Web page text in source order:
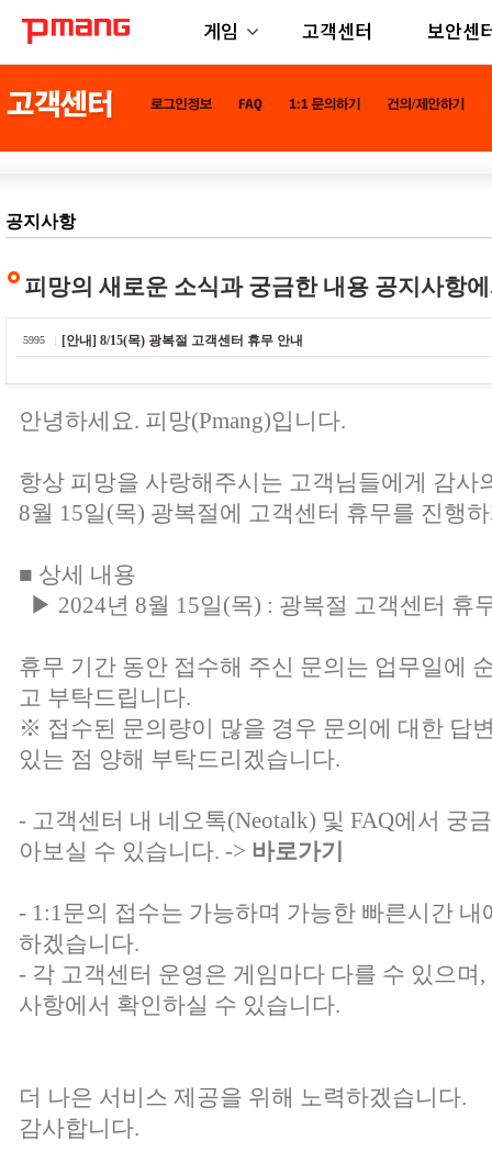
게임 고객센터 보안센
공지사항
피망의 새로운 소식과 궁금한 내용 공지사항
5995 [안내] 8/15(목) 광복절 고객센터 휴무 안내
안녕하세요. 피망(Pmang)입니다.
항상 피망을 사랑해주시는 고객님들에게 감사
8월 15일(목) 광복절에 고객센터 휴무를 진행
■ 상세 내용
▶ 2024년 8월 15일(목) : 광복절 고객센터 휴
휴무 기간 동안 접수해 주신 문의는 업무일에
고 부탁드립니다.
※ 접수된 문의량이 많을 경우 문의에 대한 답
있는 점 양해 부탁드리겠습니다.
- 고객센터 내 네오톡(Neotalk) 및 FAQ에서 궁
아보실 수 있습니다. -> 바로가기
- 1:1문의 접수는 가능하며 가능한 빠른시간
하겠습니다.
- 각 고객센터 운영은 게임마다 다를 수 있으며
사항에서 확인하실 수 있습니다.
더 나은 서비스 제공을 위해 노력하겠습니다.
감사합니다.